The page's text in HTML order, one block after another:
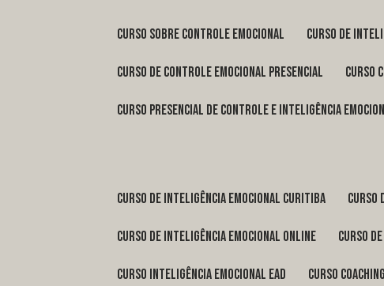
curso sobre controle emocional curso de
curso de controle emocional presencial curso
curso presencial de controle e inteligência
curso de inteligência emocional Curitiba
curso de inteligência emocional online curso
curso inteligência emocional ead curso